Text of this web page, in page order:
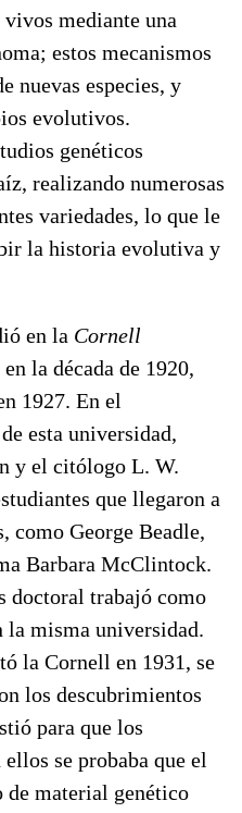
mediante una
estos mecanismos
nuevas especies, y
evolutivos.
genéticos
realizando numerosas
variedades, lo que le
la historia evolutiva y
en la Cornell
la década de 1920,
1927. En el
esta universidad,
y el citólogo L. W.
que llegaron a
como George Beadle,
Barbara McClintock.
doctoral trabajó como
la misma universidad.
la Cornell en 1931, se
los descubrimientos
para que los
se probaba que el
material genético